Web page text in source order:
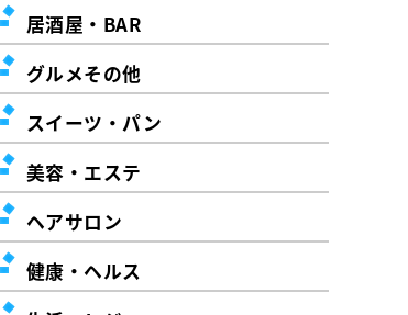
居酒屋・BAR
グルメその他
スイーツ・パン
美容・エステ
ヘアサロン
健康・ヘルス